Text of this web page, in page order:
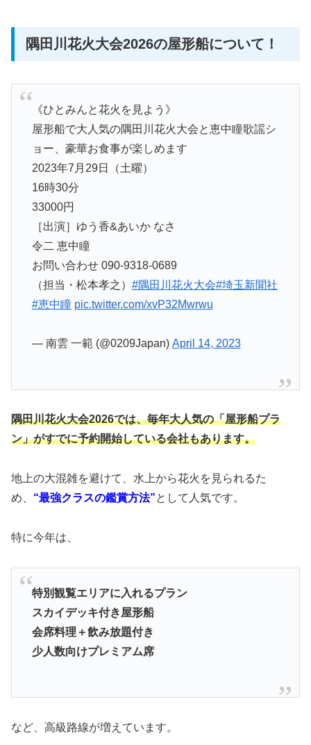
隅田川花火大会2026の屋形船について！
《ひとみんと花火を見よう》
屋形船で大人気の隅田川花火大会と恵中瞳歌謡シ
ョー、豪華お食事が楽しめます
2023年7月29日（土曜）
16時30分
33000円
［出演］ゆう香&あいか なさ
令二 恵中瞳
お問い合わせ 090-9318-0689
（担当・松本孝之） #隅田川花火大会#埼玉新聞社
#恵中瞳 pic.twitter.com/xvP32Mwrwu
— 南雲 一範 (@0209Japan) April 14, 2023
隅田川花火大会2026では、毎年大人気の「屋形船プラ
ン」がすでに予約開始している会社もあります。
地上の大混雑を避けて、水上から花火を見られるた
め、 “最強クラスの鑑賞方法”として人気です。
特に今年は、
特別観覧エリアに入れるプラン
スカイデッキ付き屋形船
会席料理＋飲み放題付き
少人数向けプレミアム席
など、高級路線が増えています。